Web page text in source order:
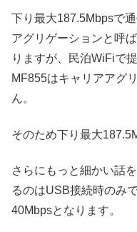
下り最大187.5Mbpsで
アグリゲーションと呼
りますが、民泊WiFiで
MF855はキャリアアグ
ん。
そのため下り最大
さらにもっと細かい話
るのはUSB接続時のみ
40Mbpsとなります。